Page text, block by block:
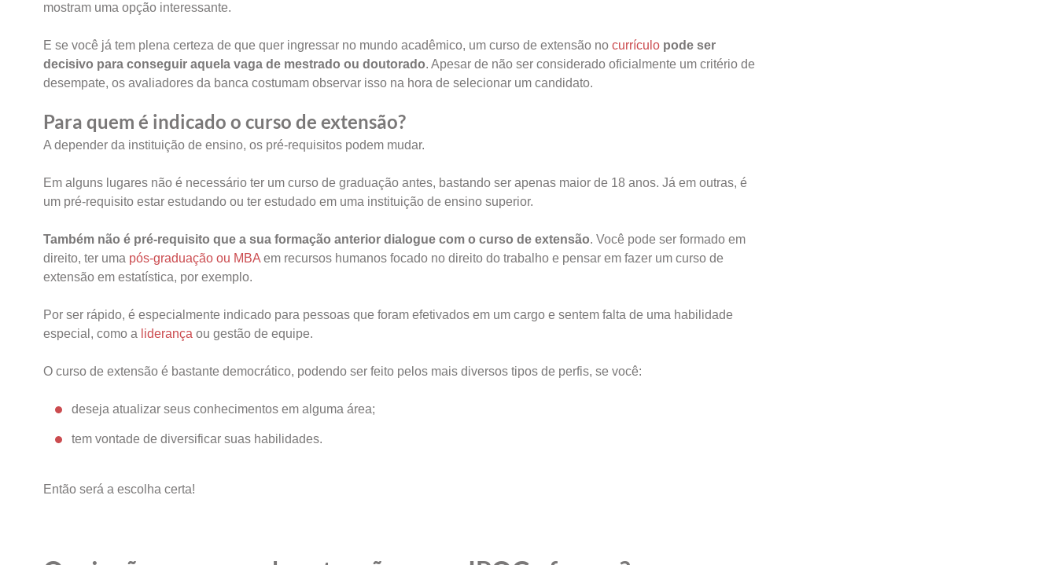
mostram uma opção interessante.
E se você já tem plena certeza de que quer ingressar no mundo acadêmico, um curso de extensão no currículo pode ser
decisivo para conseguir aquela vaga de mestrado ou doutorado. Apesar de não ser considerado oficialmente um critério de
desempate, os avaliadores da banca costumam observar isso na hora de selecionar um candidato.
Para quem é indicado o curso de extensão?
A depender da instituição de ensino, os pré-requisitos podem mudar.
Em alguns lugares não é necessário ter um curso de graduação antes, bastando ser apenas maior de 18 anos. Já em outras, é
um pré-requisito estar estudando ou ter estudado em uma instituição de ensino superior.
Também não é pré-requisito que a sua formação anterior dialogue com o curso de extensão. Você pode ser formado em
direito, ter uma pós-graduação ou MBA em recursos humanos focado no direito do trabalho e pensar em fazer um curso de
extensão em estatística, por exemplo.
Por ser rápido, é especialmente indicado para pessoas que foram efetivados em um cargo e sentem falta de uma habilidade
especial, como a liderança ou gestão de equipe.
O curso de extensão é bastante democrático, podendo ser feito pelos mais diversos tipos de perfis, se você:
deseja atualizar seus conhecimentos em alguma área;
tem vontade de diversificar suas habilidades.
Então será a escolha certa!